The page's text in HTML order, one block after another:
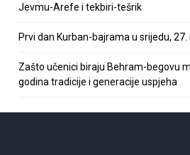
Jevmu-Arefe i tekbiri-tešrik
Prvi dan Kurban-bajrama u srijedu, 27.
Zašto učenici biraju Behram-begovu
godina tradicije i generacije uspjeha